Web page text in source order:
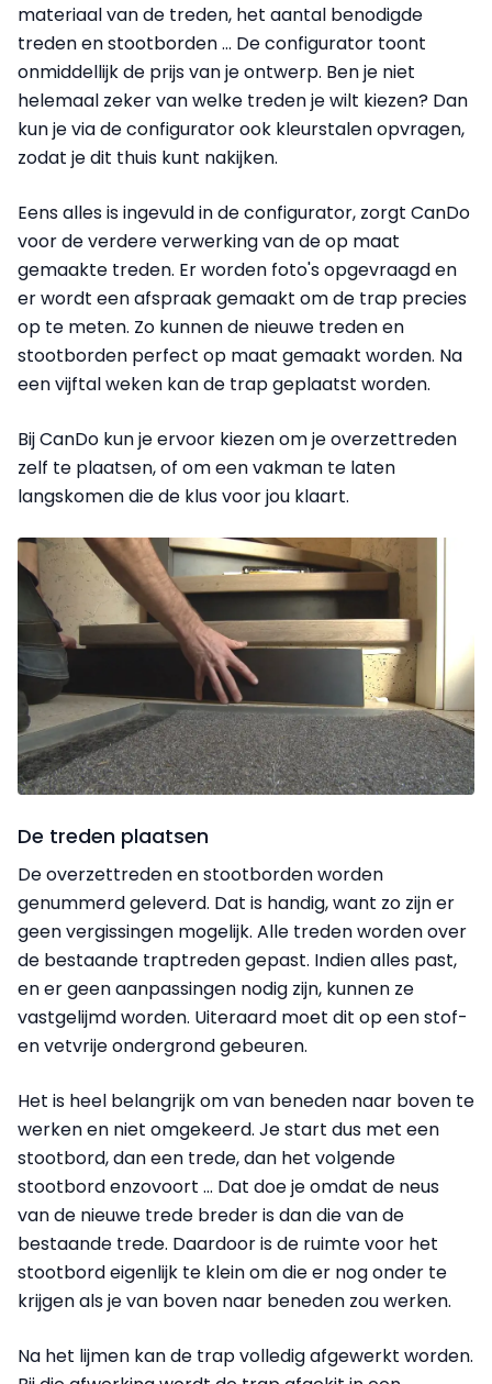
materiaal van de treden, het aantal benodigde
treden en stootborden ... De configurator toont
onmiddellijk de prijs van je ontwerp. Ben je niet
helemaal zeker van welke treden je wilt kiezen? Dan
kun je via de configurator ook kleurstalen opvragen,
zodat je dit thuis kunt nakijken.
Eens alles is ingevuld in de configurator, zorgt CanDo
voor de verdere verwerking van de op maat
gemaakte treden. Er worden foto's opgevraagd en
er wordt een afspraak gemaakt om de trap precies
op te meten. Zo kunnen de nieuwe treden en
stootborden perfect op maat gemaakt worden. Na
een vijftal weken kan de trap geplaatst worden.
Bij CanDo kun je ervoor kiezen om je overzettreden
zelf te plaatsen, of om een vakman te laten
langskomen die de klus voor jou klaart.
De treden plaatsen
De overzettreden en stootborden worden
genummerd geleverd. Dat is handig, want zo zijn er
geen vergissingen mogelijk. Alle treden worden over
de bestaande traptreden gepast. Indien alles past,
en er geen aanpassingen nodig zijn, kunnen ze
vastgelijmd worden. Uiteraard moet dit op een stof-
en vetvrije ondergrond gebeuren.
Het is heel belangrijk om van beneden naar boven te
werken en niet omgekeerd. Je start dus met een
stootbord, dan een trede, dan het volgende
stootbord enzovoort ... Dat doe je omdat de neus
van de nieuwe trede breder is dan die van de
bestaande trede. Daardoor is de ruimte voor het
stootbord eigenlijk te klein om die er nog onder te
krijgen als je van boven naar beneden zou werken.
Na het lijmen kan de trap volledig afgewerkt worden.